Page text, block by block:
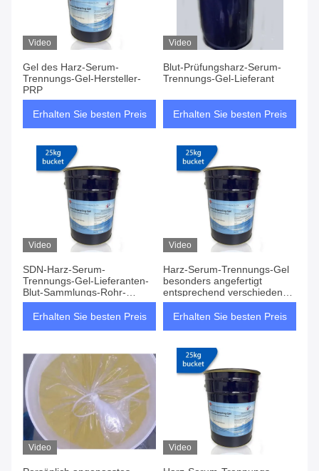
Video
Gel des Harz-Serum-
Trennungs-Gel-Hersteller-
PRP
Erhalten Sie besten Preis
Video
Blut-Prüfungsharz-Serum-
Trennungs-Gel-Lieferant
Erhalten Sie besten Preis
Video
SDN-Harz-Serum-
Trennungs-Gel-Lieferanten-
Blut-Sammlungs-Rohr-
Zusätze
Erhalten Sie besten Preis
Video
Harz-Serum-Trennungs-Gel
besonders angefertigt
entsprechend verschiedenen
Indikatoren
Erhalten Sie besten Preis
Video Video